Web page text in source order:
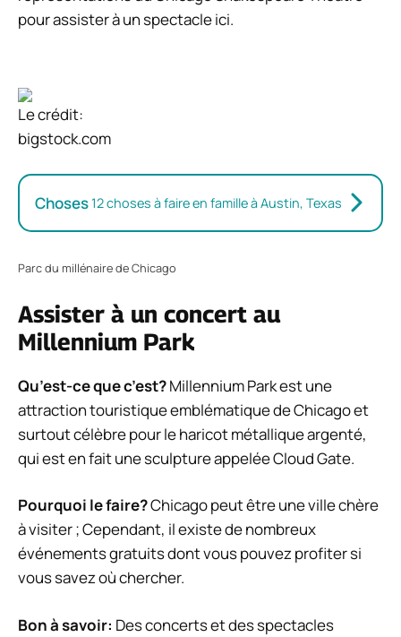
pour assister à un spectacle ici.
Le crédit:
bigstock.com
Choses12 choses à faire en famille à Austin, Texas
Parc du millénaire de Chicago
Assister à un concert au
Millennium Park
Qu’est-ce que c’est?Millennium Park est une
attraction touristique emblématique de Chicago et
surtout célèbre pour le haricot métallique argenté,
qui est en fait une sculpture appelée Cloud Gate.
Pourquoi le faire?Chicago peut être une ville chère
à visiter ; Cependant, il existe de nombreux
événements gratuits dont vous pouvez profiter si
vous savez où chercher.
Bon à savoir: Des concerts et des spectacles